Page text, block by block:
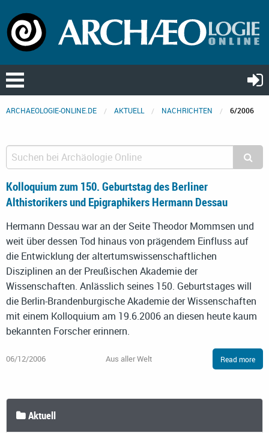
ARCHAEOLOGIE-ONLINE.DE AKTUELL NACHRICHTEN 6/2006
Kolloquium zum 150. Geburtstag des Berliner
Althistorikers und Epigraphikers Hermann Dessau
Hermann Dessau war an der Seite Theodor Mommsen und
weit über dessen Tod hinaus von prägendem Einfluss auf
die Entwicklung der altertumswissenschaftlichen
Disziplinen an der Preußischen Akademie der
Wissenschaften. Anlässlich seines 150. Geburtstages will
die Berlin-Brandenburgische Akademie der Wissenschaften
mit einem Kolloquium am 19.6.2006 an diesen heute kaum
bekannten Forscher erinnern.
06/12/2006 Aus aller Welt Read more
Aktuell